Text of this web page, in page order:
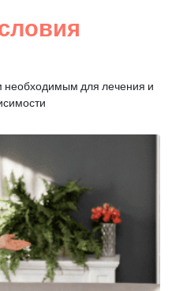
необходимым для лечения и